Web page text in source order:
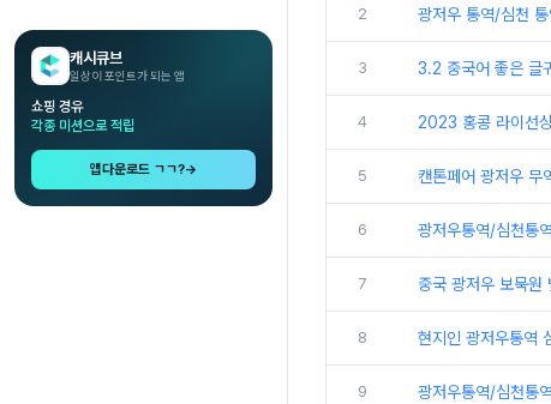
캐시큐브
일상이 포인트가 되는 앱
쇼핑 경유
각종 미션으로 적립
앱다운로드 ㄱㄱ?→
2 광저우 통역/심천
3 3.2 중국어 좋은 글
4 2023 홍콩 라이선
5 캔톤페어 광저우 무
6 광저우통역/심천통
7 중국 광저우 보묵원
8 현지인 광저우통역
9 광저우통역/심천통